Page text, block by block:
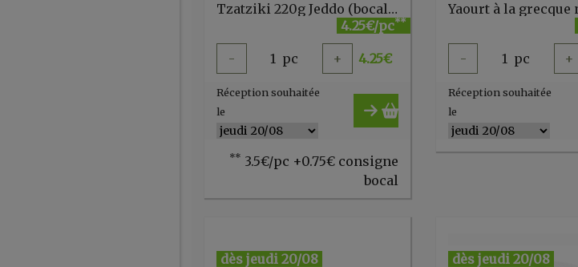
Tzatziki 220g Jeddo (bocal consigné)
4.25€/pc**
- 1 pc + 4.25€
Réception souhaitée
le
** 3.5€/pc +0.75€ consigne
bocal
- 1 pc +
Réception souhaitée
le
dès jeudi 20/08 dès jeudi 20/08